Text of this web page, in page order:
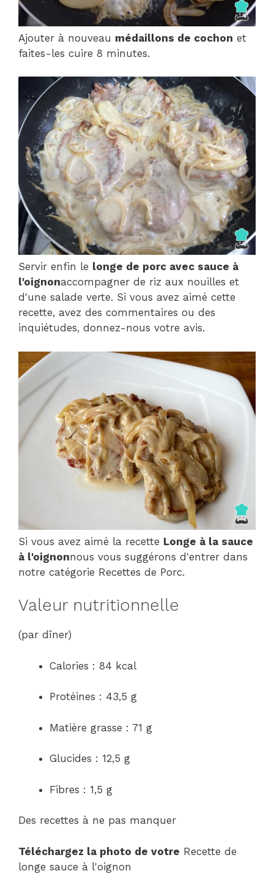
Ajouter à nouveau médaillons de cochon et
faites-les cuire 8 minutes.
Servir enfin le longe de porc avec sauce à
l'oignonaccompagner de riz aux nouilles et
d'une salade verte. Si vous avez aimé cette
recette, avez des commentaires ou des
inquiétudes, donnez-nous votre avis.
Si vous avez aimé la recette Longe à la sauce
à l'oignonnous vous suggérons d'entrer dans
notre catégorie Recettes de Porc.
Valeur nutritionnelle
(par dîner)
Calories : 84 kcal
Protéines : 43,5 g
Matière grasse : 71 g
Glucides : 12,5 g
Fibres : 1,5 g
Des recettes à ne pas manquer
Téléchargez la photo de votre Recette de
longe sauce à l'oignon